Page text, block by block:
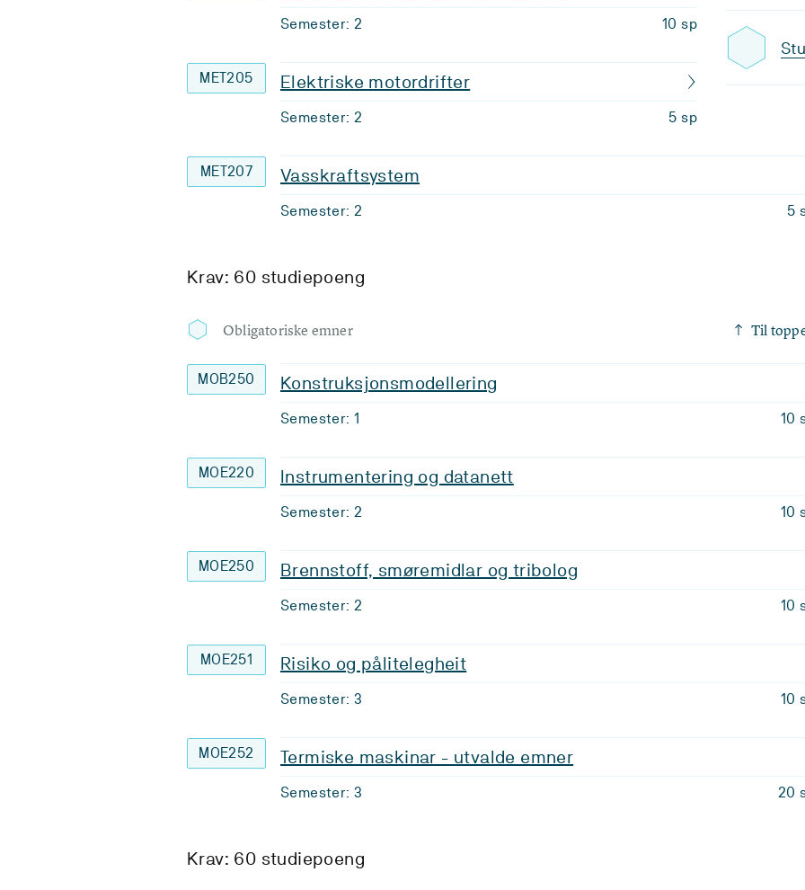
Semester: 2 10 sp
MET205 Elektriske motordrifter
Semester: 2 5 sp
MET207 Vasskraftsystem
Semester: 2 5
Krav: 60 studiepoeng
Obligatoriske emner Til
MOB250 Konstruksjonsmodellering
Semester: 1 10
MOE220 Instrumentering og datanett
Semester: 2 10
MOE250 Brennstoff, smøremidlar og tribolog
Semester: 2 10
MOE251 Risiko og pålitelegheit
Semester: 3 10
MOE252 Termiske maskinar - utvalde emner
Semester: 3 20
Krav: 60 studiepoeng